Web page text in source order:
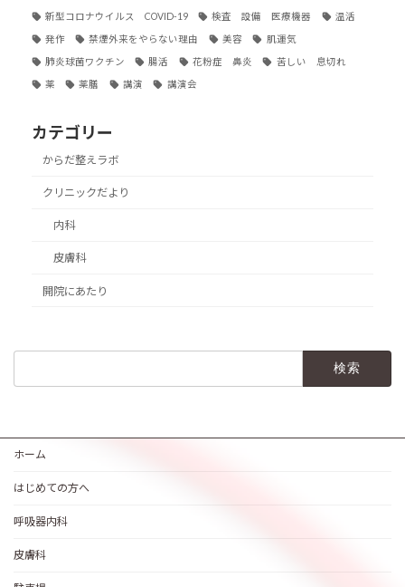
新型コロナウイルス COVID-19 検査 設備 医療機器 温活
発作 禁煙外来をやらない理由 美容 肌運気
肺炎球菌ワクチン 腸活 花粉症 鼻炎 苦しい 息切れ
薬 薬膳 講演 講演会
カテゴリー
からだ整えラボ
クリニックだより
内科
皮膚科
開院にあたり
ホーム
はじめての方へ
呼吸器内科
皮膚科